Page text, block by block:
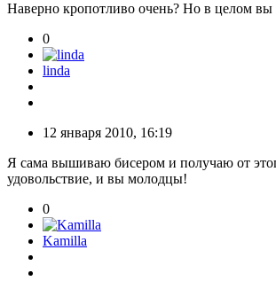
Наверно кропотливо очень? Но в целом
0
linda
12 января 2010, 16:19
Я сама вышиваю бисером и получаю от
удовольствие, и вы молодцы!
0
Kamilla